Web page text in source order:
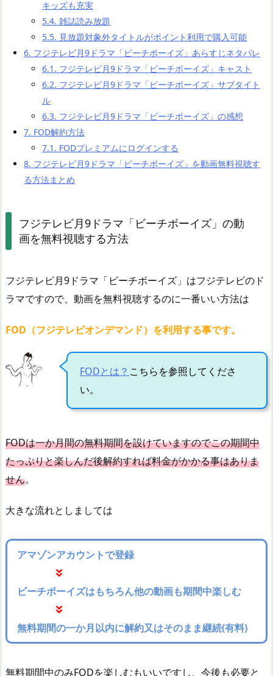
キッズも充実
5.4. 雑誌読み放題
5.5. 見放題対象外タイトルがポイント利用で購入可能
6. フジテレビ月9ドラマ「ビーチボーイズ」あらすじネタバレ
6.1. フジテレビ月9ドラマ「ビーチボーイズ」キャスト
6.2. フジテレビ月9ドラマ「ビーチボーイズ」サブタイト
ル
6.3. フジテレビ月9ドラマ「ビーチボーイズ」の感想
7. FOD解約方法
7.1. FODプレミアムにログインする
8. フジテレビ月9ドラマ「ビーチボーイズ」を動画無料視聴す
る方法まとめ
フジテレビ月9ドラマ「ビーチボーイズ」の動
画を無料視聴する方法
フジテレビ月9ドラマ「ビーチボーイズ」はフジテレビのド
ラマですので、動画を無料視聴するのに一番いい方法は
FOD（フジテレビオンデマンド）を利用する事です。
FODとは？ こちらを参照してくださ
い。
FODは一か月間の無料期間を設けていますのでこの期間中
たっぷりと楽しんだ後解約すれば料金がかかる事はありま
せん。
大きな流れとしましては
アマゾンアカウントで登録
ビーチボーイズはもちろん他の動画も期間中楽しむ
無料期間の一か月以内に解約又はそのまま継続(有料)
無料期間中のみFODを楽しむもいいですし、今後も必要と